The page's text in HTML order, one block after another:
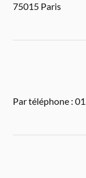
75015 Paris
Par téléphone :